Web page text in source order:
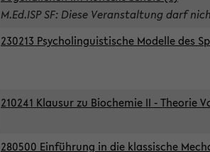
M.Ed.ISP SF: Diese Veranstaltung darf
230213 Psycholinguistische Modelle des
210241 Klausur zu Biochemie II - Theorie
280500 Einführung in die klassische